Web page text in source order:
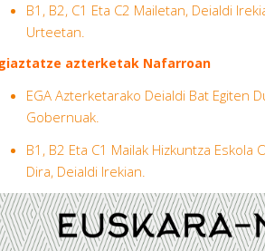
B1, B2, C1 Eta C2 Mailetan, Deialdi
Urteetan.
azterketak Nafarroan
EGA Azterketarako Deialdi Bat Egiten
Gobernuak.
B1, B2 Eta C1 Mailak Hizkuntza Eskola
Dira, Deialdi Irekian.